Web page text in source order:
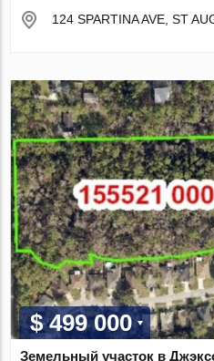
124 SPARTINA AVE, ST
$ 499 000
Земельный участок в